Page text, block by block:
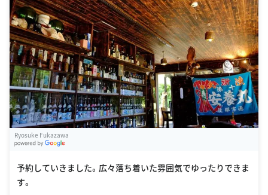
Ryosuke Fukazawa
予約していきました。広々落ち着いた雰囲気でゆったりできま
す。